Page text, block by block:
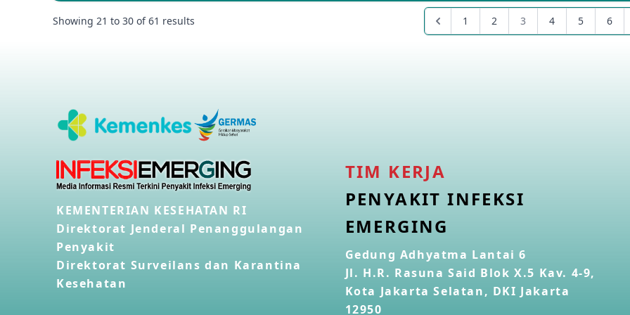
Showing 21 to 30 of61 results 1 2 3 4 5 6
KEMENTERIAN KESEHATAN RI
Direktorat Jenderal Penanggulangan
Penyakit
Direktorat Surveilans dan Karantina
Kesehatan
TIM KERJA
PENYAKIT INFEKSI
EMERGING
Gedung Adhyatma Lantai 6
Jl. H.R. Rasuna Said Blok X.5 Kav. 4-9,
Kota Jakarta Selatan, DKI Jakarta
12950